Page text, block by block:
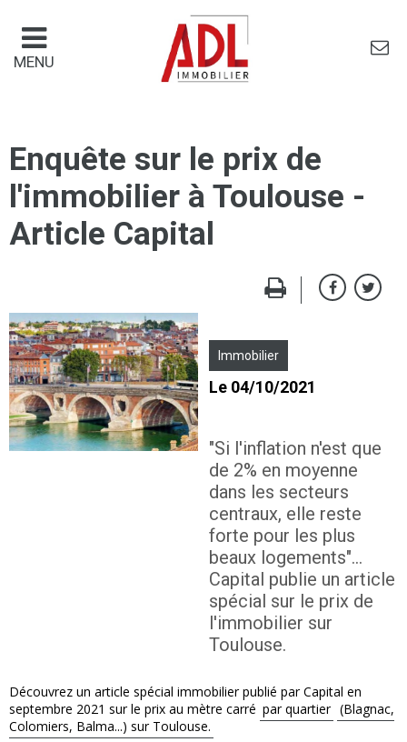
MENU
Enquête sur le prix de
l'immobilier à Toulouse -
Article Capital
Immobilier
Le 04/10/2021
"Si l'inflation n'est que
de 2% en moyenne
dans les secteurs
centraux, elle reste
forte pour les plus
beaux logements"...
Capital publie un article
spécial sur le prix de
l'immobilier sur
Toulouse.
Découvrez un article spécial immobilier publié par Capital en
septembre 2021 sur le prix au mètre carré par quartier (Blagnac,
Colomiers, Balma...) sur Toulouse.